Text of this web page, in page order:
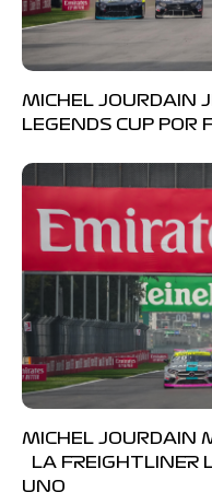
MICHEL JOURDAIN
LEGENDS CUP POR
MICHEL JOURDAIN
LA FREIGHTLINER
UNO